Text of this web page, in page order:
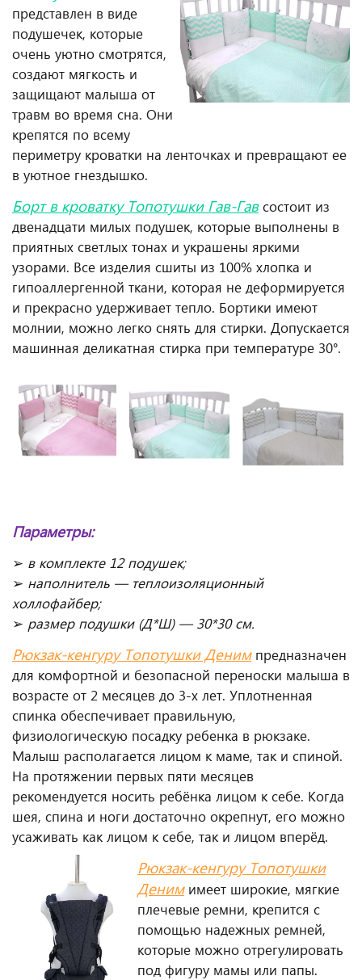
представлен в виде
подушечек, которые
очень уютно смотрятся,
создают мягкость и
защищают малыша от
травм во время сна. Они
крепятся по всему
периметру кроватки на ленточках и превращают ее
в уютное гнездышко.
Борт в кроватку Топотушки Гав-Гав состоит из
двенадцати милых подушек, которые выполнены в
приятных светлых тонах и украшены яркими
узорами. Все изделия сшиты из 100% хлопка и
гипоаллергенной ткани, которая не деформируется
и прекрасно удерживает тепло. Бортики имеют
молнии, можно легко снять для стирки. Допускается
машинная деликатная стирка при температуре 30°.
Параметры:
➢ в комплекте 12 подушек;
➢ наполнитель — теплоизоляционный
холлофайбер;
➢ размер подушки(Д*Ш) — 30*30 см.
Рюкзак-кенгуру Топотушки Деним предназначен
для комфортной и безопасной переноски малыша в
возрасте от 2 месяцев до 3-х лет. Уплотненная
спинка обеспечивает правильную,
физиологическую посадку ребенка в рюкзаке.
Малыш располагается лицом к маме, так и спиной.
На протяжении первых пяти месяцев
рекомендуется носить ребёнка лицом к себе. Когда
шея, спина и ноги достаточно окрепнут, его можно
усаживать как лицом к себе, так и лицом вперёд.
Рюкзак-кенгуру Топотушки
Деним имеет широкие, мягкие
плечевые ремни, крепится с
помощью надежных ремней,
которые можно отрегулировать
под фигуру мамы или папы.